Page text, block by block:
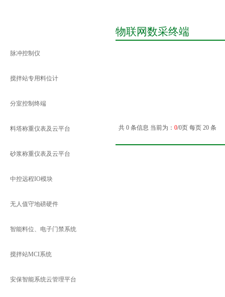
脉冲控制仪
搅拌站专用料位计
分室控制终端
料塔称重仪表及云平台
砂浆称重仪表及云平台
中控远程IO模块
无人值守地磅硬件
智能料位、电子门禁系统
搅拌站MCI系统
安保智能系统云管理平台
物联网数采终端
共 0 条信息 当前为： 0/0页 每页 20 条